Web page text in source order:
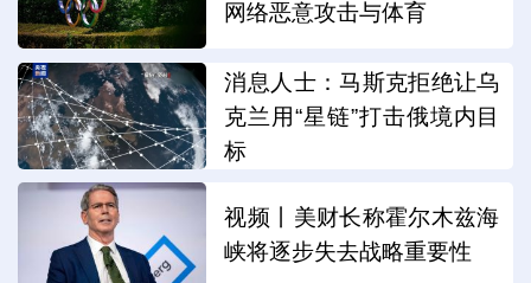
网络恶意攻击与体育
消息人士：马斯克拒绝让乌
克兰用“星链”打击俄境内目
标
视频丨美财长称霍尔木兹海
峡将逐步失去战略重要性